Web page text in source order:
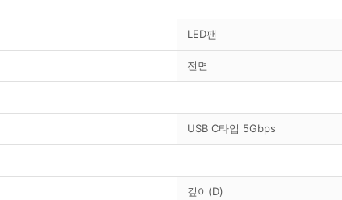
LED팬
전면
USB C타입 5Gbps
깊이(D)